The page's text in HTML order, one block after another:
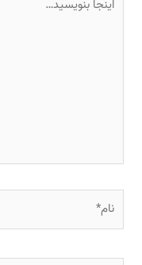
بنویسید…